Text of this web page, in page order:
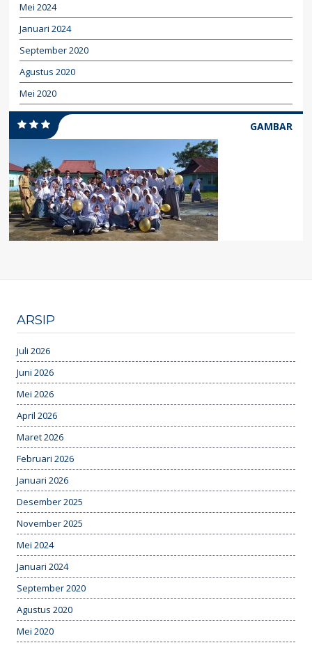
Mei 2024
Januari 2024
September 2020
Agustus 2020
Mei 2020
GAMBAR
ARSIP
Juli 2026
Juni 2026
Mei 2026
April 2026
Maret 2026
Februari 2026
Januari 2026
Desember 2025
November 2025
Mei 2024
Januari 2024
September 2020
Agustus 2020
Mei 2020